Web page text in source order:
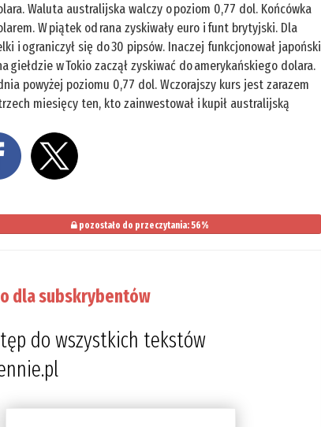
Waluta australijska walczy o poziom 0,77 dol. Końcówka
W piątek od rana zyskiwały euro i funt brytyjski. Dla
i ograniczył się do 30 pipsów. Inaczej funkcjonował japoński
w Tokio zaczął zyskiwać do amerykańskiego dolara.
powyżej poziomu 0,77 dol. Wczorajszy kurs jest zarazem
miesięcy ten, kto zainwestował i kupił australijską
pozostało do przeczytania: 56%
dla subskrybentów
do wszystkich tekstów